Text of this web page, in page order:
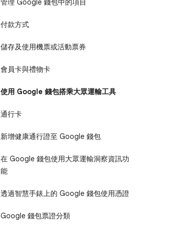
管理 Google 錢包中的項目
付款方式
儲存及使用機票或活動票券
會員卡與禮物卡
使用 Google 錢包搭乘大眾運輸工具
通行卡
新增健康通行證至 Google 錢包
在 Google 錢包使用大眾運輸洞察資訊功
能
透過智慧手錶上的 Google 錢包使用憑證
Google 錢包票證分類